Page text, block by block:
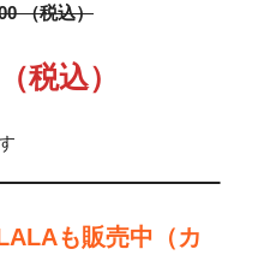
（税込）
税込）
も販売中（カ